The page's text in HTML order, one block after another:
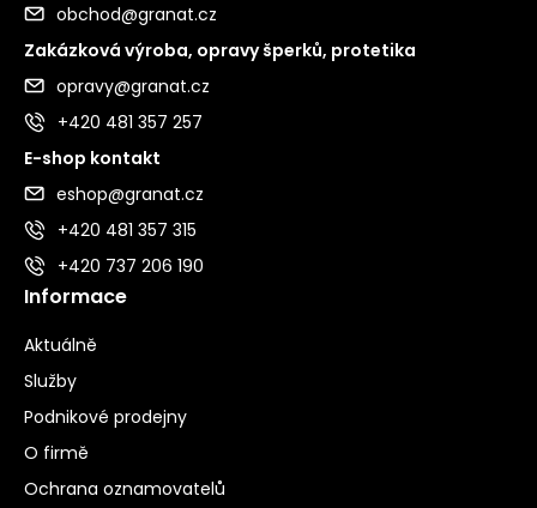
obchod@granat.cz
Zakázková výroba, opravy šperků, protetika
opravy@granat.cz
+420 481 357 257
E-shop kontakt
eshop@granat.cz
+420 481 357 315
+420 737 206 190
Informace
Aktuálně
Služby
Podnikové prodejny
O firmě
Ochrana oznamovatelů